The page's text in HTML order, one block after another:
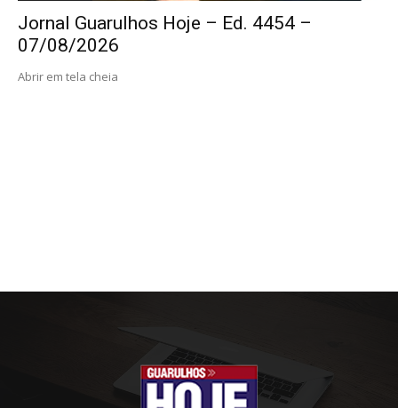
Jornal Guarulhos Hoje – Ed. 4454 –
07/08/2026
Abrir em tela cheia